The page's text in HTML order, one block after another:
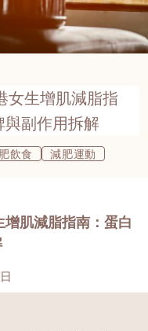
女生增肌減脂指
與副作用拆解
飲食 減肥運動
肌減脂指南：蛋白